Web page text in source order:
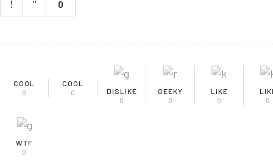
0
COOL
0
COOL
0
DISLIKE
0
GEEKY
0
LIKE
0
0
WTF
0